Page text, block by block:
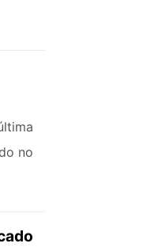
no